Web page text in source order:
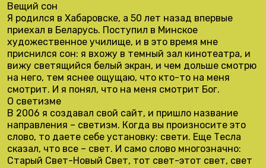
Вещий сон
Я родился в Хабаровске, а 50 лет назад впервые
приехал в Беларусь. Поступил в Минское
художественное училище, и в это время мне
приснился сон: я вхожу в темный зал кинотеатра, и
вижу светящийся белый экран, и чем дольше смотрю
на него, тем яснее ощущаю, что кто-то на меня
смотрит. И я понял, что на меня смотрит Бог.
О светизме
В 2006 я создавал свой сайт, и пришло название
направления – светизм. Когда вы произносите это
слово, то даете себе установку: свети. Еще Тесла
сказал, что все – свет. И само слово многозначно:
Старый Свет-Новый Свет, тот свет-этот свет, свет